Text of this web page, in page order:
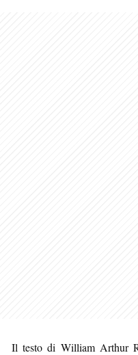
Il testo di William Arthur